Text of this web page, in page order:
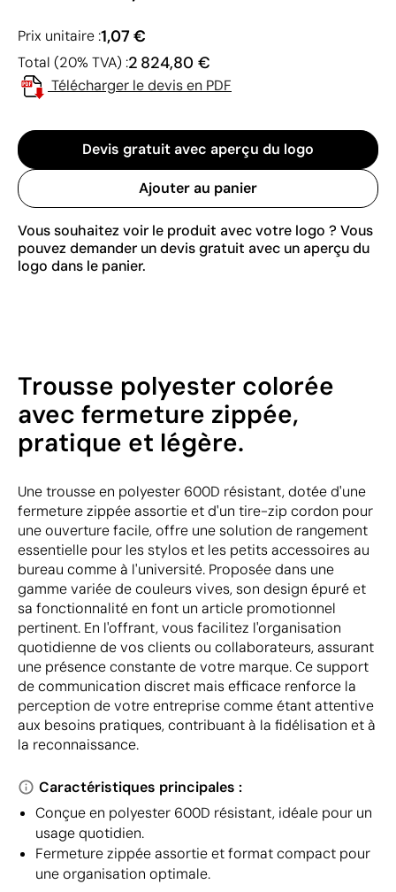
Prix unitaire :1,07 €
Total (20% TVA) :2 824,80 €
Télécharger le devis en PDF
Devis gratuit avec aperçu du logo
Ajouter au panier
Vous souhaitez voir le produit avec votre logo ? Vous
pouvez demander un devis gratuit avec un aperçu du
logo dans le panier.
Trousse polyester colorée
avec fermeture zippée,
pratique et légère.
Une trousse en polyester 600D résistant, dotée d'une
fermeture zippée assortie et d'un tire-zip cordon pour
une ouverture facile, offre une solution de rangement
essentielle pour les stylos et les petits accessoires au
bureau comme à l'université. Proposée dans une
gamme variée de couleurs vives, son design épuré et
sa fonctionnalité en font un article promotionnel
pertinent. En l'offrant, vous facilitez l'organisation
quotidienne de vos clients ou collaborateurs, assurant
une présence constante de votre marque. Ce support
de communication discret mais efficace renforce la
perception de votre entreprise comme étant attentive
aux besoins pratiques, contribuant à la fidélisation et à
la reconnaissance.
Caractéristiques principales :
Conçue en polyester 600D résistant, idéale pour un
usage quotidien.
Fermeture zippée assortie et format compact pour
une organisation optimale.